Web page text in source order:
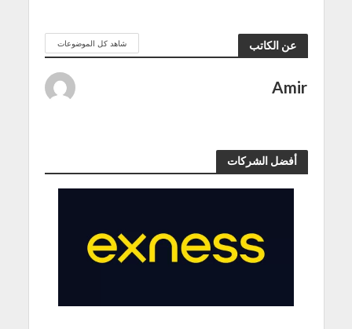
عن الكاتب شاهد كل الموضوعات
Amir
أفضل الشركات